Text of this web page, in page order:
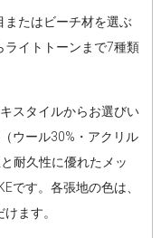
またはビーチ材を選ぶ
ライトトーンまで7種類
スタイルからお選びい
ウール30%・アクリル
耐久性に優れたメッ
です。各張地の色は、
ます。